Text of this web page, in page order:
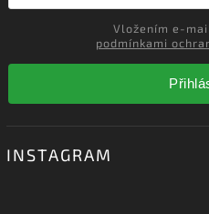
podmínkami
INSTAGRAM